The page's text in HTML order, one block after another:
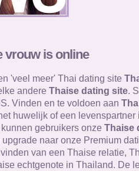
vrouw is online
'veel meer' Thai dating site
andere Thaise dating site.
Vinden en te voldoen aan
huwelijk of een levenspartner
gebruikers onze Thaise
naar onze Premium
van een Thaise relatie,
echtgenote in Thailand. De